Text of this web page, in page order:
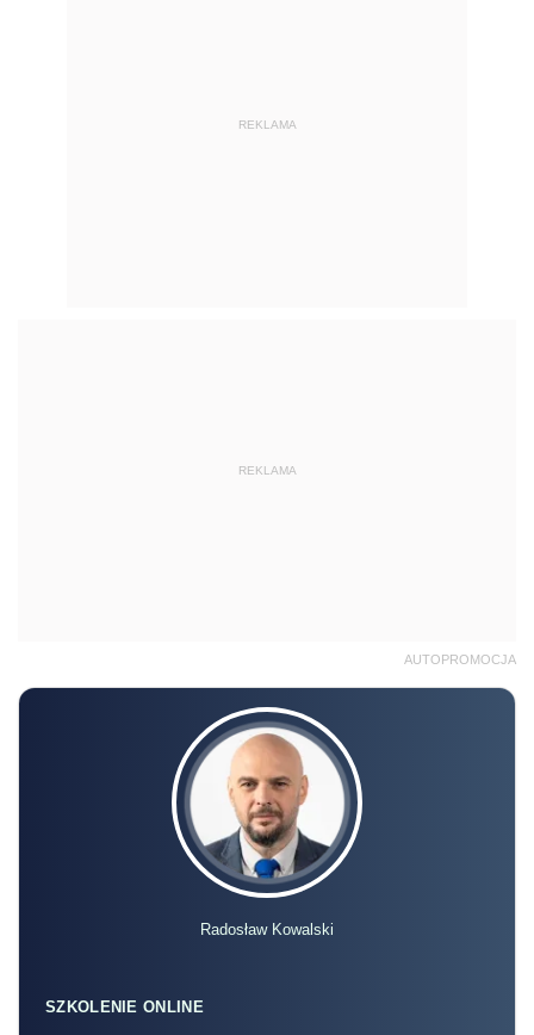
REKLAMA
REKLAMA
AUTOPROMOCJA
Radosław Kowalski
SZKOLENIE ONLINE